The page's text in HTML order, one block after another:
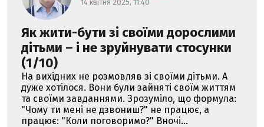
14 квітня 2025, 11:40
Як жити-бути зі своїми дорослими
дітьми – і не зруйнувати стосунки
(1/10)
На вихідних не розмовляв зі своїми дітьми. А
дуже хотілося. Вони були зайняті своїм життям
та своїми завданнями. Зрозуміло, що формула:
"Чому ти мені не дзвониш?" не працює, а
працює: "Коли поговоримо?" Вночі...